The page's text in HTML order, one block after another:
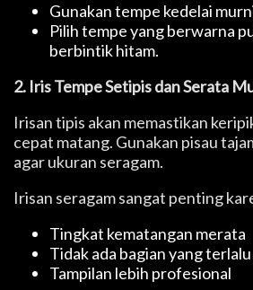
Gunakan tempe kedelai
Pilih tempe yang berwarna
berbintik hitam.
2. Iris Tempe Setipis dan Serata
Irisan tipis akan memastikan
cepat matang. Gunakan pisau
agar ukuran seragam.
Irisan seragam sangat penting
Tingkat kematangan merata
Tidak ada bagian yang
Tampilan lebih profesional